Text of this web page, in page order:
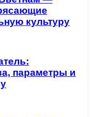
культуру
параметры и